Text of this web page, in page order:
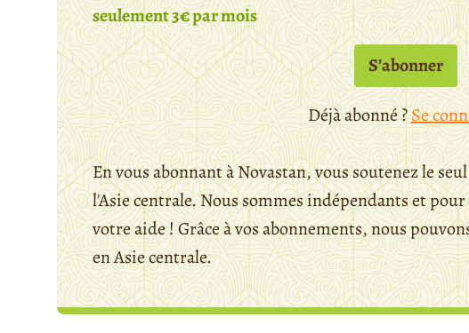
seulement 3€ par mois
S’abonner
Déjà abonné ?Se
En vous abonnant à Novastan, vous soutenez le
l'Asie centrale. Nous sommes indépendants et
votre aide ! Grâce à vos abonnements, nous
en Asie centrale.